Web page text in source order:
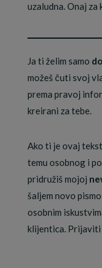
uzaludna. Onaj za
Ja ti želim samo
možeš čuti svoj
prema pravoj
kreirani za tebe.
Ako ti je ovaj
temu osobnog i
pridružiš mojoj
šaljem novo
osobnim
klijentica. Prijaviti